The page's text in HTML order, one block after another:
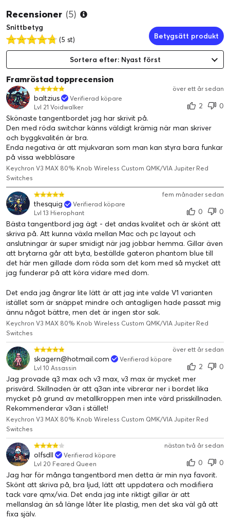
designade vi varje komponent för att vara lätt att montera
så att du kan anpassa och justera vilken eller alla delar som
du vill.
2,4 GHz & Bluetooth-anslutning
Upplev högsta spelprestanda i farten med den trådlösa 2,4
GHz-anslutningen med en snabb pollingfrekvens på 1000
Hz. För sömlös multitasking över din dator, telefon och
surfplatta kan du enkelt ansluta V3 Max via Bluetooth 5.1 till
tre enheter.
Dubbla mottagare
För en bättre 2,4 GHz trådlös upplevelse kommer V3 Max
med Type-C- och Type-A-mottagare. Njut av den snabba
plug-and-play-tiden. Eller lägg undan dem i
tangentbordets magnetiska lagringsplats i det övre högra
hörnet.
Recensioner (5)
Snittbetyg
(5 st)
Betygsätt produkt
Sortera efter: Nyast först
Framröstad topprecension
över ett år sedan
baltzius
Verifierad köpare
Lvl 21 Voidwalker
2
0
Skönaste tangentbordet jag har skrivit på.
Den med röda switchar känns väldigt krämig när man skriver
och byggkvalitén är bra.
Enda negativa är att mjukvaran som man kan styra bara funkar
på vissa webbläsare
Keychron V3 MAX 80% Knob Wireless Custom QMK/VIA Jupiter Red
Switches
fem månader sedan
thesquig
Verifierad köpare
Lvl 13 Hierophant
0
0
Bästa tangentbord jag ägt - det andas kvalitet och är skönt att
skriva på. Att kunna växla mellan Mac och pc layout och
anslutningar är super smidigt när jag jobbar hemma. Gillar även
att brytarna går att byta, beställde gateron phantom blue till
det här men gillade dom röda som det kom med så mycket att
jag funderar på att köra vidare med dom.
Det enda jag ångrar lite lätt är att jag inte valde V1 varianten
istället som är snäppet mindre och antagligen hade passat mig
ännu något bättre, men det är ingen stor sak.
Keychron V3 MAX 80% Knob Wireless Custom QMK/VIA Jupiter Red
Switches
över ett år sedan
skagern@hotmail.com
Verifierad köpare
Lvl 10 Assassin
2
0
Jag provade q3 max och v3 max, v3 max är mycket mer
prisvärd. Skillnaden är att q3an inte vibrerar ner i bordet lika
mycket på grund av metallkroppen men inte värd prisskillnaden.
Rekommenderar v3an i stället!
Keychron V3 MAX 80% Knob Wireless Custom QMK/VIA Jupiter Red
Switches
nästan två år sedan
olfsdll
Verifierad köpare
Lvl 20 Feared Queen
0
0
Jag har för många tangentbord men detta är min nya favorit.
Skönt att skriva på, bra ljud, lätt att uppdatera och modifiera
tack vare qmx/via. Det enda jag inte riktigt gillar är att
mellanslag än så länge låter lite plastig, men det ska väl gå att
fixa själv.